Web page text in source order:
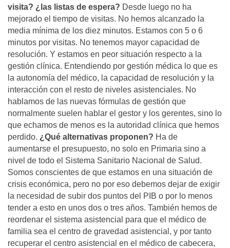
visita? ¿las listas de espera? Desde luego no ha
mejorado el tiempo de visitas. No hemos alcanzado la
media mínima de los diez minutos. Estamos con 5 o 6
minutos por visitas. No tenemos mayor capacidad de
resolución. Y estamos en peor situación respecto a la
gestión clínica. Entendiendo por gestión médica lo que es
la autonomía del médico, la capacidad de resolución y la
interacción con el resto de niveles asistenciales. No
hablamos de las nuevas fórmulas de gestión que
normalmente suelen hablar el gestor y los gerentes, sino lo
que echamos de menos es la autoridad clínica que hemos
perdido. ¿Qué alternativas proponen? Ha de
aumentarse el presupuesto, no solo en Primaria sino a
nivel de todo el Sistema Sanitario Nacional de Salud.
Somos conscientes de que estamos en una situación de
crisis económica, pero no por eso debemos dejar de exigir
la necesidad de subir dos puntos del PIB o por lo menos
tender a esto en unos dos o tres años. También hemos de
reordenar el sistema asistencial para que el médico de
familia sea el centro de gravedad asistencial, y por tanto
recuperar el centro asistencial en el médico de cabecera,